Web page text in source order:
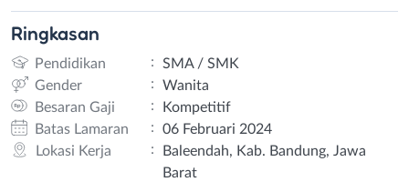
Ringkasan
Pendidikan :
SMA / SMK
Gender
:
Wanita
Besaran Gaji
:
Kompetitif
Batas Lamaran
:
06 Februari 2024
Lokasi Kerja
:
Baleendah, Kab. Bandung, Jawa
Barat